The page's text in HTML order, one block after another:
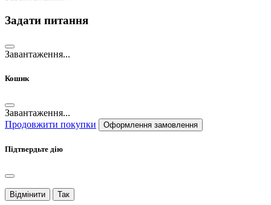
Задати питання
Завантаження...
Кошик
Завантаження...
Продовжити покупки
Оформлення замовлення
Підтвердьте дію
Відмінити Так